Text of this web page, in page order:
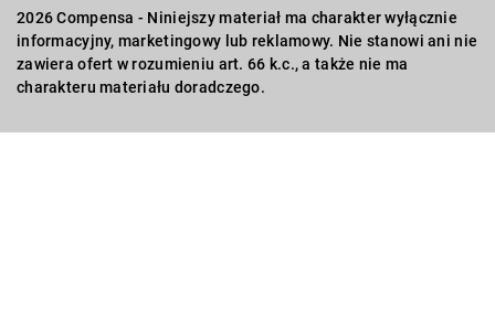
2026 Compensa - Niniejszy materiał ma charakter wyłącznie
informacyjny, marketingowy lub reklamowy. Nie stanowi ani nie
zawiera ofert w rozumieniu art. 66 k.c., a także nie ma
charakteru materiału doradczego.